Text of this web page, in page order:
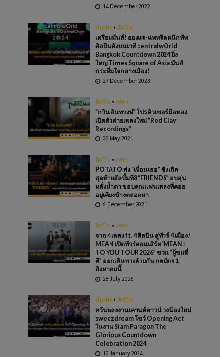
14 December 2022
บันเทิง • ศิลปิน
เตรียมมันส์! ยองแจ-แพทริค ผนึกทัพ
ศิลปินดังบนเวที centralwOrld
Bangkok Countdown 2024 ยิ่ง
ใหญ่ Times Square of Asia มันส์
กระหึ่มใจกลางเมือง!
27 December 2023
ศิลปิน • เพลง
“กวิน อินทวงษ์” โปรดิวเซอร์มือทอง
เปิดตัวค่ายเพลงใหม่ “Red Clay
Recordings”
28 May 2021
ศิลปิน • เพลง
POTATO ส่ง “เพื่อนเธอ” ซิงเกิล
สุดท้ายอัลบั้มที่8 “FRIENDS” อบอุ่น
หลั่งน้ำตา ขอบคุณแฟนเพลงที่คอย
อยู่เคียงข้างตลอดมา
6 December 2021
ศิลปิน • เพลง
จาก 4 เพลง ft. 4 ศิลปิน สู่ทัวร์ 4 เมือง!
MEAN เปิดทัวร์คอนเสิร์ต“MEAN :
TO YOU TOUR 2026” ชวน “ผู้ชมที่
ดี” ออกเดินทางด้วยกัน กดบัตร 1
สิงหาคมนี้
28 July 2026
บันเทิง • ศิลปิน
ควันหลงงานเคานต์ดาวน์ วงน้องใหม่
sweezdream โชว์ Opening Act
ในงาน Siam Paragon The
Glorious Countdown
Celebration 2024
12 January 2024